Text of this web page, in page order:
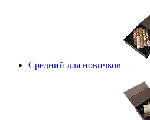
Средний для новичков